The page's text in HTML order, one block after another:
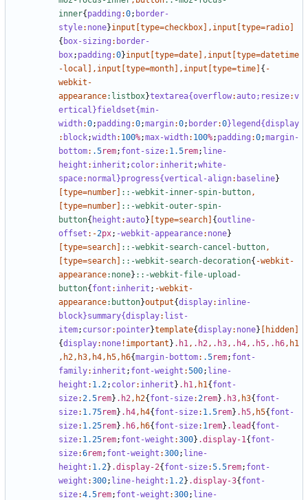
inner{ padding :0; border-
style: none}input type=checkbox ], input type=radio
{ box-sizing : border-
box; padding :0}input type=date ], input type=datetime
-local ], input type=month ], input type=time { -
webkit-
appearance:listbox}textarea{overflow:auto; resize:v
ertical }fieldset{min-
width:0; padding :0;margin:0; border:0}legend{display
: block;width: 100%;max-width: 100%; padding :0;margin-
bottom: .5rem; font-size: 1.5rem; line-
height : inherit ; color: inherit ;white-
space: normal }progress{vertical-align: baseline}
type=number ::-webkit-inner-spin-button,
type=number
::-webkit-outer-spin-
button{ height :auto} type=search {outline-
offset :-2px; -webkit-appearance: none}
type=search ::-webkit-search-cancel-button,
type=search ::-webkit-search-decoration{ -webkit-
appearance:none} ::-webkit-file-upload-
button{ font : inherit ; -webkit-
appearance:button}output{display: inline-
block}summary{display: list-
item; cursor: pointer}template{display: none} hidden
{display: none !important } .h1, .h2, .h3, .h4, .h5, .h6, h1
, h2, h3, h4, h5, h6{margin-bottom: .5rem; font-
family: inherit ; font-weight :500; line-
height : 1.2; color: inherit } .h1, h1{ font-
size:2.5rem} .h2, h2{ font-size:2rem} .h3, h3{ font-
size: 1.75rem} .h4, h4{ font-size: 1.5rem} .h5, h5{ font-
size: 1.25rem} .h6, h6{ font-size: 1rem} .lead { font-
size: 1.25rem; font-weight :300} .display-1{ font-
size:6rem; font-weight :300; line-
height : 1.2} .display-2{ font-size:5.5rem; font-
weight :300; line-height : 1.2} .display-3{ font-
size:4.5rem; font-weight :300; line-